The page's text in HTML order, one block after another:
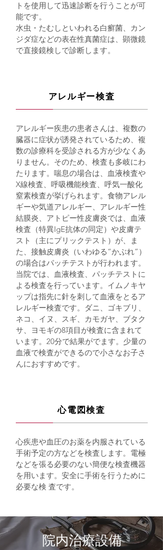
トを使用して迅速診断を行うことが可
能です。
水虫・たむしといわれる白癬菌、カン
ジダ症などの表在性真菌症は、顕微鏡
で直接鏡検しで診断します。
アレルギー検査
アレルギー疾患の患者さんは、複数の
臓器に症状が誘発されているため、複
数の診療科を受診される方が少なくあ
りません。そのため、検査も多岐にわ
たります。喘息の場合は、血液検査や
X線検査、呼吸機能検査、呼気一酸化
窒素検査が挙げられます。食物アレル
ギーや気道アレルギー、アレルギー性
結膜炎、アトピー性皮膚炎では、血液
検査（特異IgE抗体の同定）や皮膚テ
スト（主にプリックテスト）が、ま
た、接触皮膚炎（いわゆる“かぶれ”）
の場合はパッチテストが行われます。
当院では、血液検査、パッチテストに
よる検査を行っています。イムノキヤ
ップは指先に針を刺して血液をとるア
レルギー検査です。ダニ、ゴキブリ、
ネコ、イヌ、スギ、カモガヤ、ブタク
サ、ヨモギの8項目が検査に含まれて
います。20分で結果がでます。少量の
血液で検査ができるので小さなお子さ
んにおすすめです。
心電図検査
心疾患や血圧のお薬を内服されている
手術予定の方などを検査します。電極
などを張る必要のない簡便な検査機器
を用います。安全に手術を行うために
必要な検 査です。
院内治療設備